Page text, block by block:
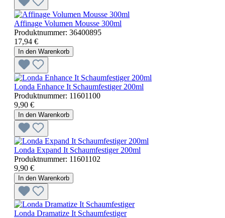
Affinage Volumen Mousse 300ml
Produktnummer: 36400895
17,94 €
In den Warenkorb
Londa Enhance It Schaumfestiger 200ml
Produktnummer: 11601100
9,90 €
In den Warenkorb
Londa Expand It Schaumfestiger 200ml
Produktnummer: 11601102
9,90 €
In den Warenkorb
Londa Dramatize It Schaumfestiger